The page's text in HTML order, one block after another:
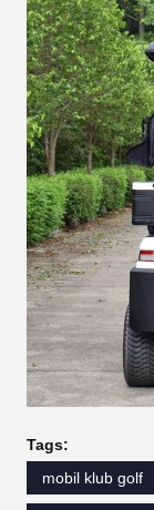
Tags:
mobil klub golf